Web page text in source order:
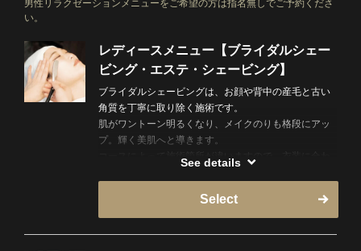
男性リラクゼーションメニューをご希望の方は指名無しでご予約くださ
い。
レディースメニュー【ブライダルシェー
ビング・エステ・シェービング】
ブライダルシェービングは、お顔や背中の産毛と古い
角質を丁寧に取り除く施術です。
肌がワントーン明るくなり、メイクのりも格段にアッ
プ。輝く美肌へと導きます。
コースによって施術箇所が違いますので、衣装に合わ
※女性スタッフの指名は出来ません。当日、即時予約
の場合ネットが×でもお電話でご案内できる可能性がご
ざいますので直接お電話下さい！
See details
Select